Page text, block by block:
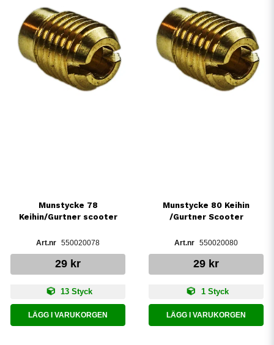
Munstycke 78
Keihin/Gurtner scooter
550020078
29 kr
13 Styck
LÄGG I VARUKORGEN
Munstycke 80 Keihin
/Gurtner Scooter
550020080
29 kr
1 Styck
LÄGG I VARUKORGEN